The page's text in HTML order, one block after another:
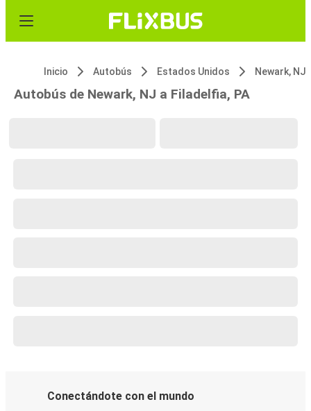
Inicio Autobús Estados Unidos Newark, NJ
Autobús de Newark, NJ a Filadelfia, PA
Conectándote con el mundo